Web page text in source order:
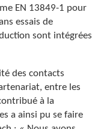
EN 13849-1 pour
essais de
sont intégrées
des contacts
entre les
à la
a ainsi pu se faire